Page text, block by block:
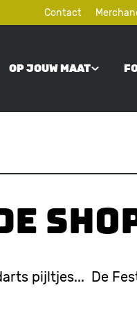
Contact
OP JOUW MAAT
pijltjes... De